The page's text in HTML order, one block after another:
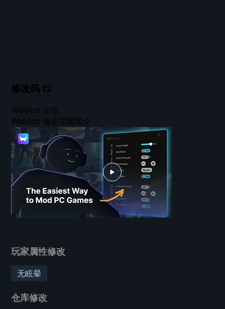
修改码 12
玩家属性修改
无眩晕
仓库修改
WeMod 介绍
WeMod 修改功能简介